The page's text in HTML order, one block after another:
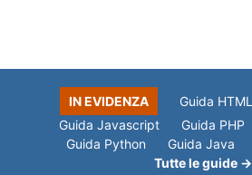
IN EVIDENZA Guida HTML
Guida Javascript
Guida PHP
Guida Python
Guida Java
Tutte le guide →